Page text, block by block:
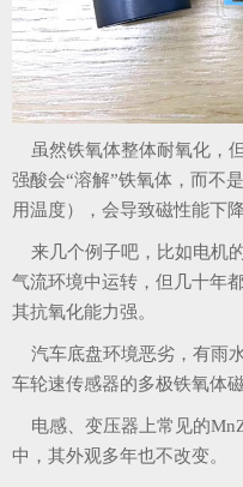
虽然铁氧体整体耐氧化，
强酸会“溶解”铁氧体，而不
用温度），会导致磁性能下
来几个例子吧，比如电机
气流环境中运转，但几十年
其抗氧化能力强。
汽车底盘环境恶劣，有雨
车轮速传感器的多极铁氧体
电感、变压器上常见的
中，其外观多年也不改变。